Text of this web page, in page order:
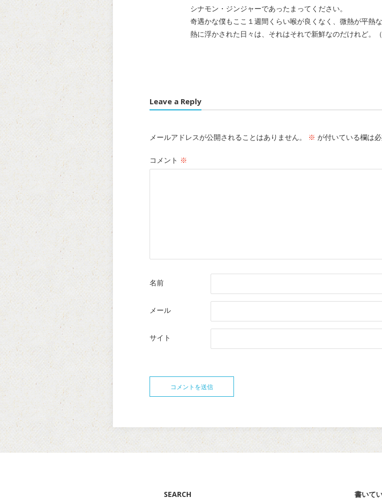
シナモン・ジンジャーであったまってください。
奇遇かな僕もここ１週間くらい喉が良くなく、微熱が平熱
熱に浮かされた日々は、それはそれで新鮮なのだけれど。
Leave a Reply
メールアドレスが公開されることはありません。 ※ が付いている欄は
コメント ※
名前
メール
サイト
SEARCH 書いて